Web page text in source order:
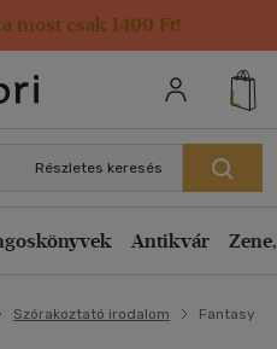
most csak 1499 Ft!
adatai
Részletes keresés
Antikvár
Szórakoztató irodalom Fantasy